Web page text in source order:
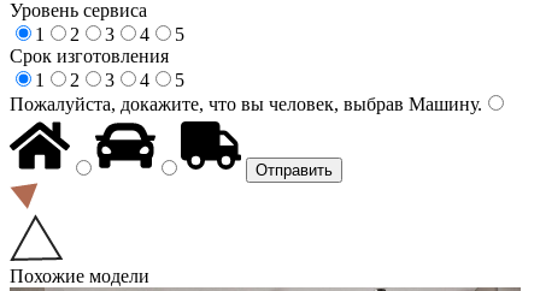
Уровень сервиса
1
2 3 4
5
Срок изготовления
1
2 3 4
5
Пожалуйста, докажите, что вы человек, выбрав Машину.
Похожие модели